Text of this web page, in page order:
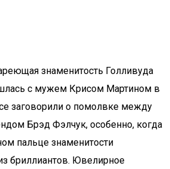
знаменитость Голливуда
с мужем Крисом Мартином в
заговорили о помолвке между
Брэд Фэлчук, особенно, когда
пальце знаменитости
бриллиантов. Ювелирное